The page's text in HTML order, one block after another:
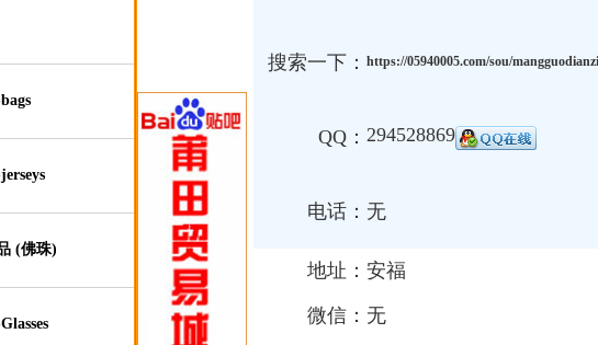
(佛珠)
搜索一下： https://05940005.com/sou/
QQ： 294528869
电话： 无
地址： 安福
微信： 无